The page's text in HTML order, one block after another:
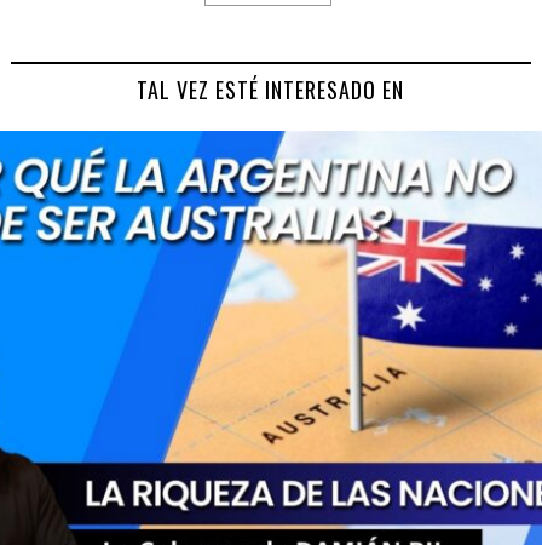
TAL VEZ ESTÉ INTERESADO EN